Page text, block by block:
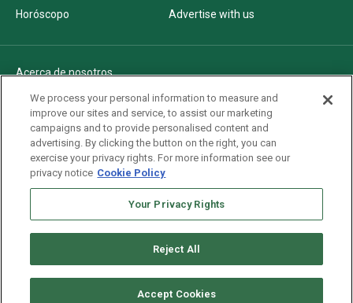
Horóscopo
Advertise with us
Acerca de nosotros
Politica de privacidad
Pautas Editoriales
AdChoices
Advertise with us
Newsletters
We process your personal information to measure and
improve our sites and service, to assist our marketing
campaigns and to provide personalised content and
advertising. By clicking the button on the right, you can
exercise your privacy rights. For more information see our
privacy notice Cookie Policy
Your Privacy Rights
Reject All
Accept Cookies